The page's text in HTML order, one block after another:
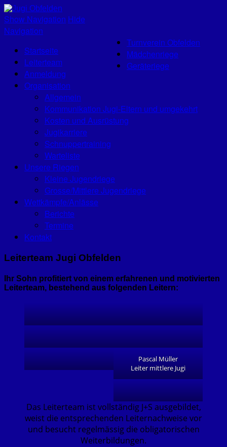
Turnverein Obfelden
Mädchenriege
Geräteriege
Show Navigation Hide
Navigation
Startseite
Leiterteam
Anmeldung
Organisation
Allgemein
Kommunikation Jugi-Eltern und umgekehrt
Kosten und Ausrüstung
Jugikarriere
Schnuppertraining
Warteliste
Unsere Riegen
Kleine Jugendriege
Grosse/Mittlere Jugendriege
Wettkämpfe/Anlässe
Berichte
Termine
Kontakt
Leiterteam Jugi Obfelden
Ihr Sohn profitiert von einem erfahrenen und motivierten
Leiterteam, bestehend aus folgenden Leitern:
Pascal Müller
Leiter mittlere Jugi
Das Leiterteam ist vollständig J+S ausgebildet,
weist die entsprechenden Leiternachweise vor
und besucht regelmässig die obligatorischen
Weiterbildungen.